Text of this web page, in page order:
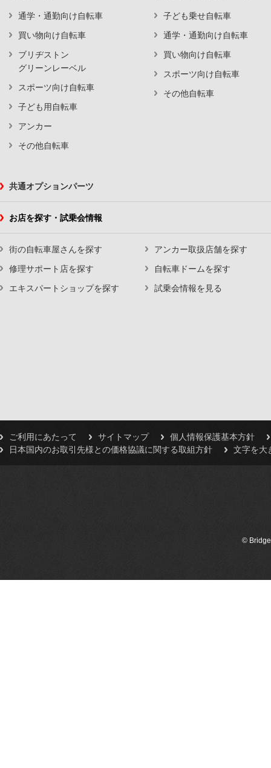
通学・通勤向け自転車
買い物向け自転車
ブリヂストン
グリーンレーベル
スポーツ向け自転車
子ども用自転車
アンカー
その他自転車
子ども乗せ自転車
通学・通勤向け自転車
買い物向け自転車
スポーツ向け自転車
その他自転車
共通オプションパーツ
お店を探す・試乗会情報
街の自転車屋さんを探す
修理サポート店を探す
エキスパートショップを探す
アンカー取扱店舗を探す
自転車ドームを探す
試乗会情報を見る
ご利用にあたって サイトマップ
個人情報保護基本方針
日本国内のお取引先様との価格協議に関する取組方針
文字を大
©